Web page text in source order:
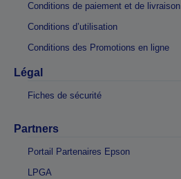
Conditions de paiement et de livraison
Conditions d’utilisation
Conditions des Promotions en ligne
Légal
Fiches de sécurité
Partners
Portail Partenaires Epson
LPGA